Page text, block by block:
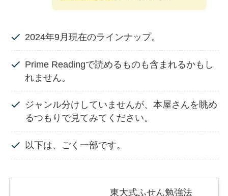
2024年9月現在のラインナップ。
Prime Readingで読めるものも含まれるかもし
れません。
ジャンル分けしていませんが、本屋さんを眺め
るつもりで見てみてください。
以下は、ごく一部です。
東大式ふせん勉強法